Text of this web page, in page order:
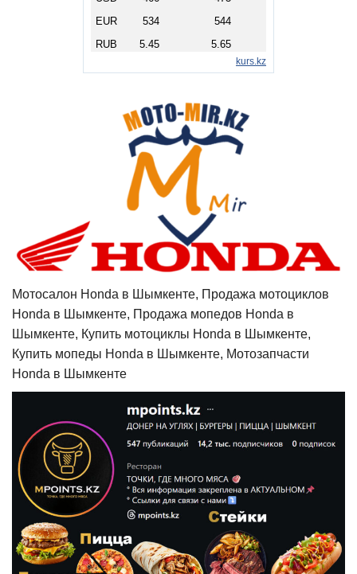
Мотосалон Honda в Шымкенте, Продажа мотоциклов
Honda в Шымкенте, Продажа мопедов Honda в
Шымкенте, Купить мотоциклы Honda в Шымкенте,
Купить мопеды Honda в Шымкенте, Мотозапчасти
Honda в Шымкенте